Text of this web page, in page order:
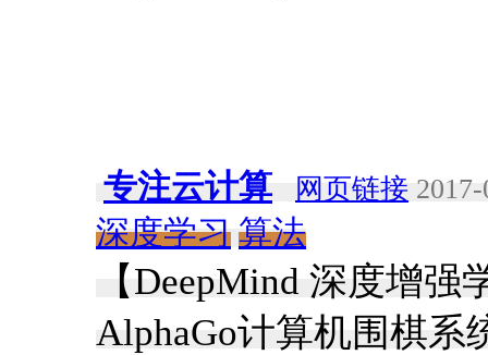
专注云计算 网页链接
深度学习 算法
【DeepMind 深度增
AlphaGo计算机围棋系